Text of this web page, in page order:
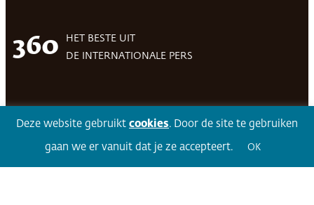
360
HET BESTE UIT
DE INTERNATIONALE PERS
Volg 360Facebook LinkedIn Twitter
Deze website gebruikt cookies. Door de site te gebruiken
gaan we er vanuit dat je ze accepteert. OK